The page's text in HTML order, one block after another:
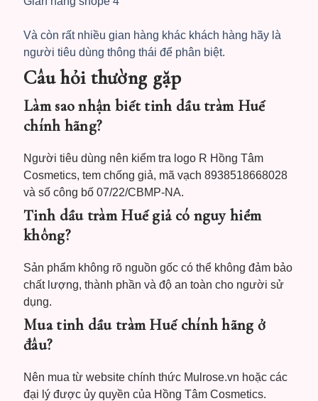
Và còn rất nhiều gian hàng khác khách hàng hãy là
người tiêu dùng thông thái để phân biệt.
Câu hỏi thường gặp
Làm sao nhận biết tinh dầu tràm Huế
chính hãng?
Người tiêu dùng nên kiểm tra logo R Hồng Tâm
Cosmetics, tem chống giả, mã vạch 8938518668028
và số công bố 07/22/CBMP-NA.
Tinh dầu tràm Huế giả có nguy hiểm
không?
Sản phẩm không rõ nguồn gốc có thể không đảm bảo
chất lượng, thành phần và độ an toàn cho người sử
dụng.
Mua tinh dầu tràm Huế chính hãng ở
đâu?
Nên mua từ website chính thức Mulrose.vn hoặc các
đại lý được ủy quyền của Hồng Tâm Cosmetics.